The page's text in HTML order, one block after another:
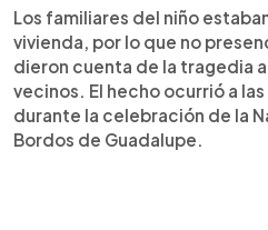
Los familiares del niño
vivienda, por lo que no
dieron cuenta de la tragedia
vecinos. El hecho ocurrió a
durante la celebración de la
Bordos de Guadalupe.